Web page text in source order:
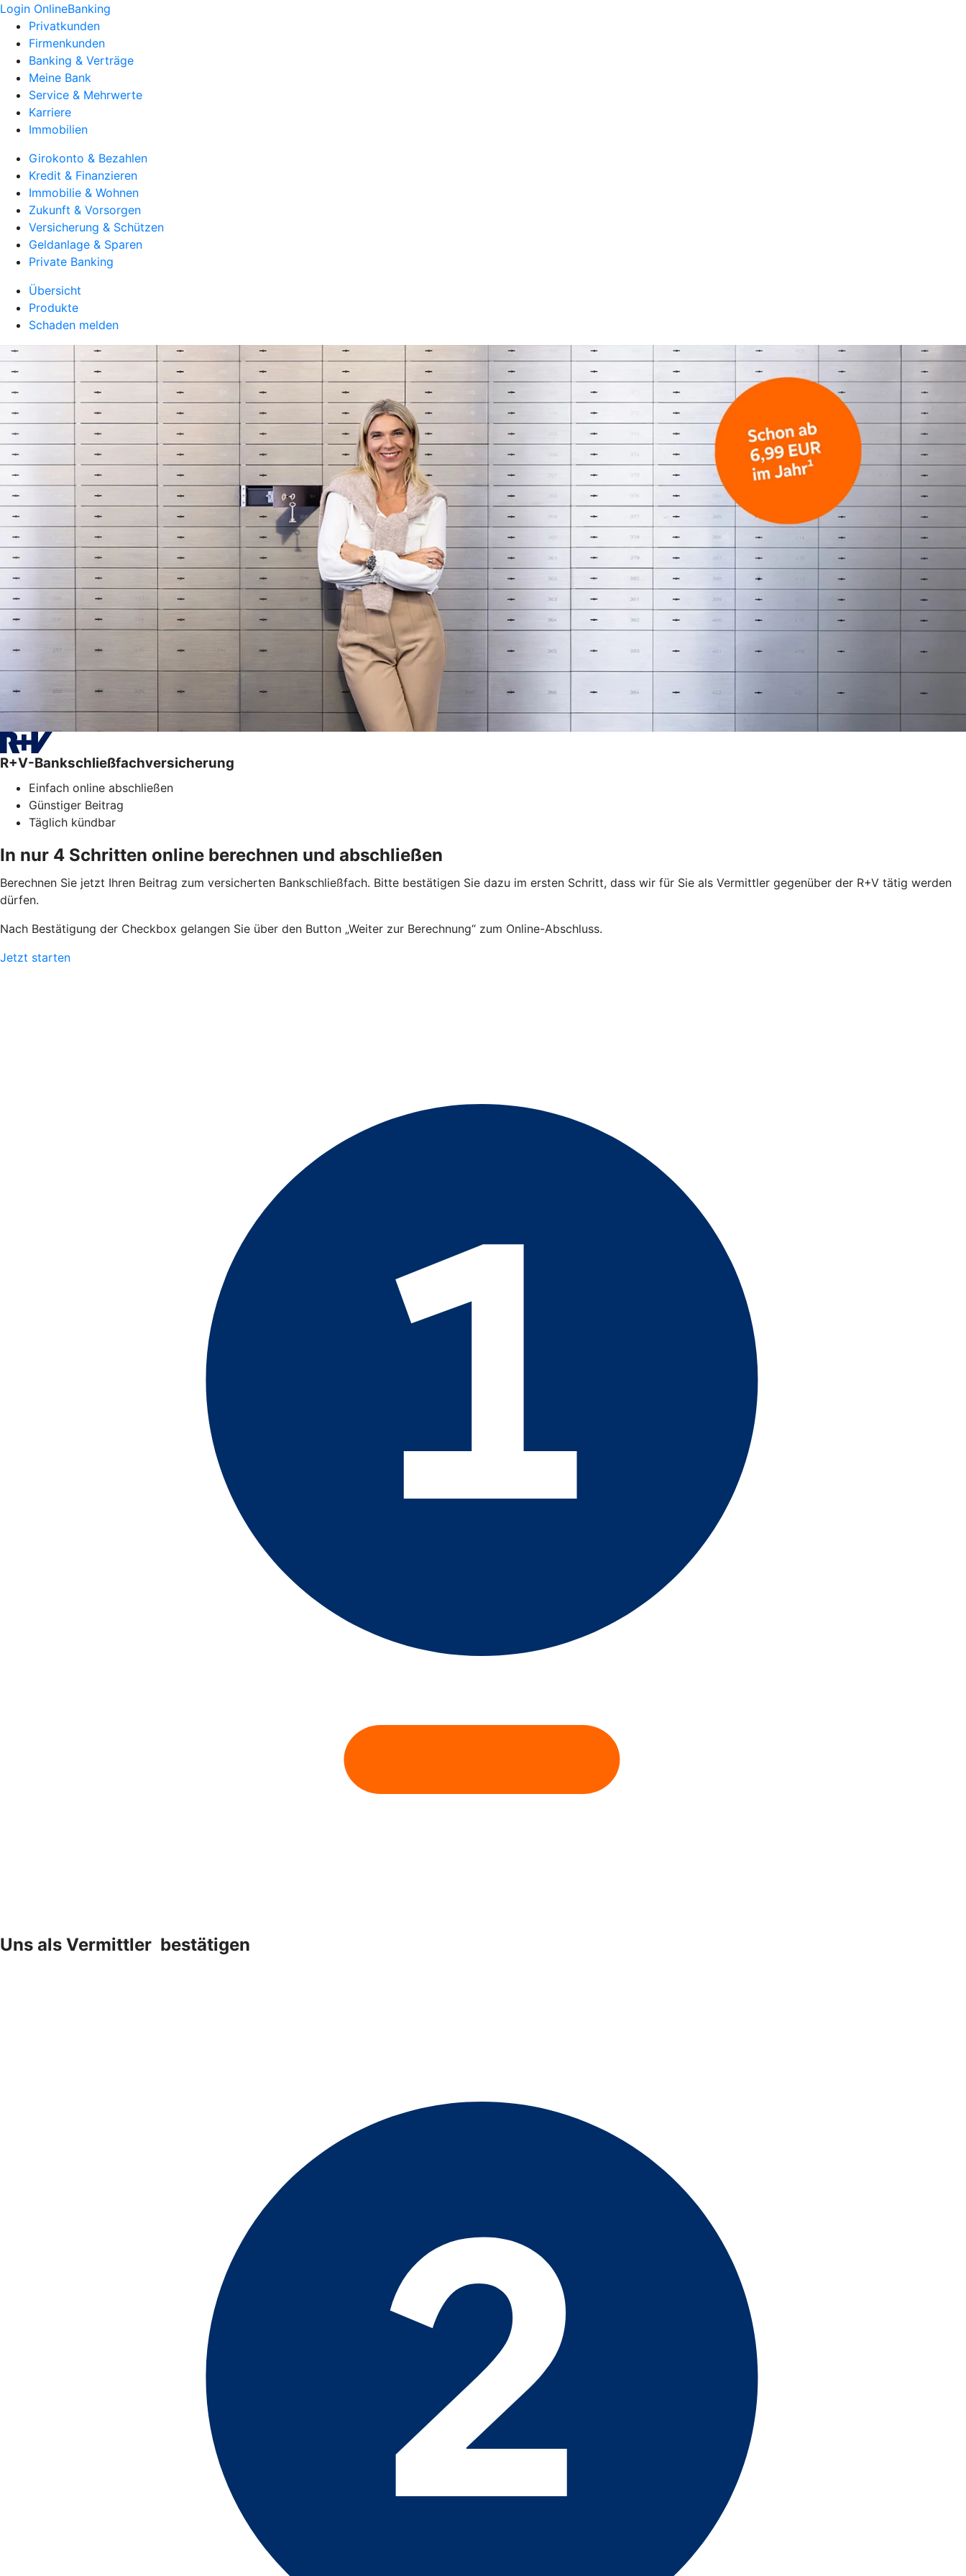
Login OnlineBanking
Privatkunden
Firmenkunden
Banking & Verträge
Meine Bank
Service & Mehrwerte
Karriere
Immobilien
Girokonto & Bezahlen
Kredit & Finanzieren
Immobilie & Wohnen
Zukunft & Vorsorgen
Versicherung & Schützen
Geldanlage & Sparen
Private Banking
Übersicht
Produkte
Schaden melden
R+V-Bankschließfachversicherung
Einfach online abschließen
Günstiger Beitrag
Täglich kündbar
In nur 4 Schritten online berechnen und abschließen
Berechnen Sie jetzt Ihren Beitrag zum versicherten Bankschließfach. Bitte bestätigen Sie dazu im ersten Schritt, dass wir für Sie als Vermittler gegenüber der R+V tätig werden
dürfen.
Nach Bestätigung der Checkbox gelangen Sie über den Button „Weiter zur Berechnung“ zum Online-Abschluss.
Jetzt starten
Uns als Vermittler ­ bestätigen